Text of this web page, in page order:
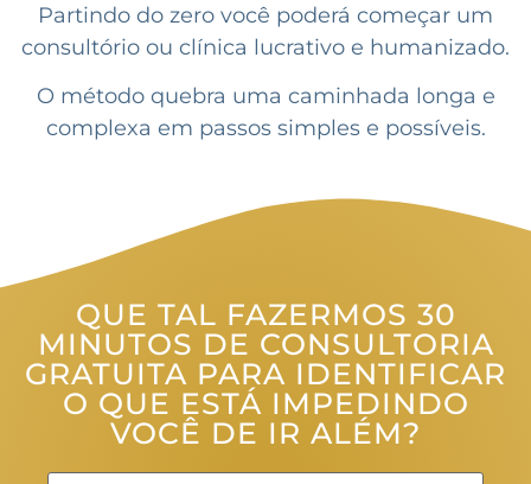
Partindo do zero você poderá começar um
consultório ou clínica lucrativo e humanizado.
O método quebra uma caminhada longa e
complexa em passos simples e possíveis.
QUE TAL FAZERMOS 30
MINUTOS DE CONSULTORIA
GRATUITA PARA IDENTIFICAR
O QUE ESTÁ IMPEDINDO
VOCÊ DE IR ALÉM?